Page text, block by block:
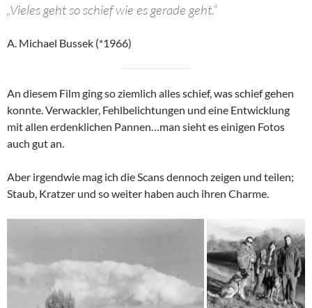
„Vieles geht so schief wie es gerade geht.“
A. Michael Bussek (*1966)
An diesem Film ging so ziemlich alles schief, was schief gehen
konnte. Verwackler, Fehlbelichtungen und eine Entwicklung
mit allen erdenklichen Pannen…man sieht es einigen Fotos
auch gut an.
Aber irgendwie mag ich die Scans dennoch zeigen und teilen;
Staub, Kratzer und so weiter haben auch ihren Charme.